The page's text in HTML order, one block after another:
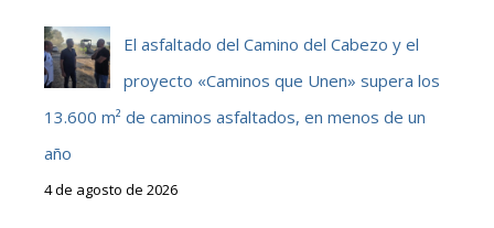
El asfaltado del Camino del Cabezo y el
proyecto «Caminos que Unen» supera los
13.600 m² de caminos asfaltados, en menos de un
año
4 de agosto de 2026